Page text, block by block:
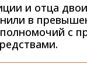
и отца
в
с